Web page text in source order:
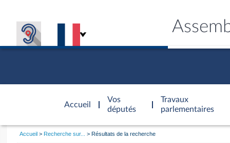
Accueil
d'accueil
Vos
députés
Travaux
parlementaires
Vous
Accueil Recherche sur... Résultats de la recherche